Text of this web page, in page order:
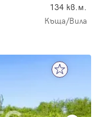
134 кв.м.
Къща/Вила